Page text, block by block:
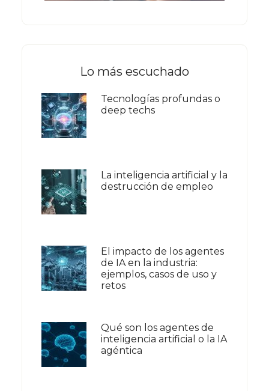
Lo más escuchado
Tecnologías profundas o
deep techs
La inteligencia artificial y la
destrucción de empleo
El impacto de los agentes
de IA en la industria:
ejemplos, casos de uso y
retos
Qué son los agentes de
inteligencia artificial o la IA
agéntica